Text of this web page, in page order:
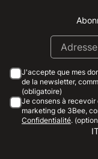
J'accepte que mes
de la newsletter,
(obligatoire)
Je consens à
marketing de 3Bee,
Confidentialité.